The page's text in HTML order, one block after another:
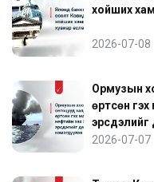
хойших
2026-07-08
Ормузын
өртсөн
эрсдэлийг
2026-07-07